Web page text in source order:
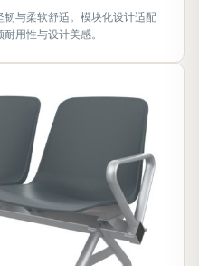
与柔软舒适。模块化设计适配
用性与设计美感。